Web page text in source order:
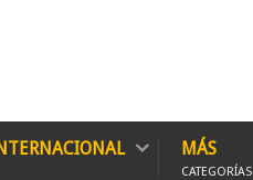
MÁS
CATEGORÍAS